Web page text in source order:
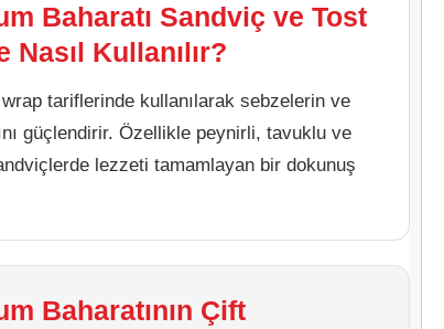
Baharatı Sandviç ve Tost
Nasıl Kullanılır?
tariflerinde kullanılarak sebzelerin ve
güçlendirir. Özellikle peynirli, tavuklu ve
lezzeti tamamlayan bir dokunuş
Baharatının Çift